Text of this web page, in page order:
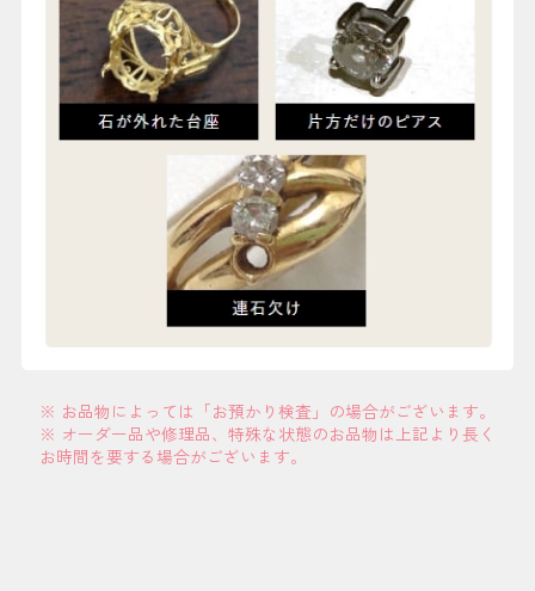
※ お品物によっては「お預かり検査」の場合がございます。
※ オーダー品や修理品、特殊な状態のお品物は上記より長く
お時間を要する場合がございます。